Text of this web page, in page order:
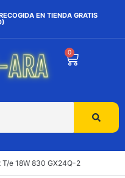
EN TIENDA GRATIS
0
T/e 18W 830 GX24Q-2